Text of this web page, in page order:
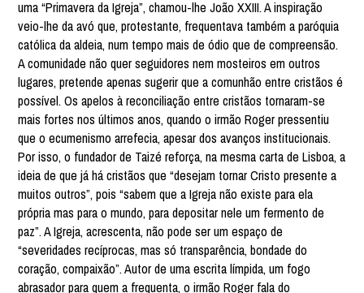
uma “Primavera da Igreja”, chamou-lhe João XXIII. A inspiração
veio-lhe da avó que, protestante, frequentava também a paróquia
católica da aldeia, num tempo mais de ódio que de compreensão.
A comunidade não quer seguidores nem mosteiros em outros
lugares, pretende apenas sugerir que a comunhão entre cristãos é
possível. Os apelos à reconciliação entre cristãos tornaram-se
mais fortes nos últimos anos, quando o irmão Roger pressentiu
que o ecumenismo arrefecia, apesar dos avanços institucionais.
Por isso, o fundador de Taizé reforça, na mesma carta de Lisboa, a
ideia de que já há cristãos que “desejam tornar Cristo presente a
muitos outros”, pois “sabem que a Igreja não existe para ela
própria mas para o mundo, para depositar nele um fermento de
paz”. A Igreja, acrescenta, não pode ser um espaço de
“severidades recíprocas, mas só transparência, bondade do
coração, compaixão”. Autor de uma escrita límpida, um fogo
abrasador para quem a frequenta, o irmão Roger fala do